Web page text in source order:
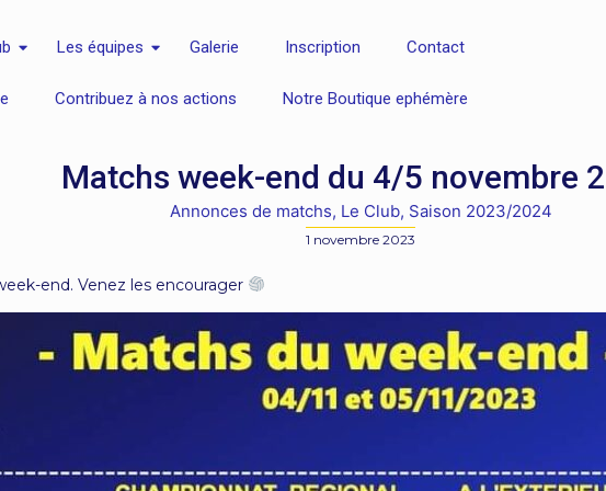
Les équipes Galerie Inscription Contact
Contribuez à nos actions Notre Boutique ephémère
Matchs week-end du 4/5 novembre
Annonces de matchs, Le Club, Saison 2023/2024
1 novembre 2023
end. Venez les encourager